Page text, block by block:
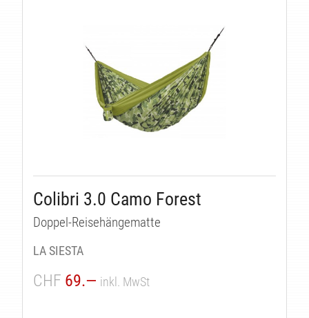
Colibri 3.0 Camo Forest
Doppel-Reisehängematte
LA SIESTA
CHF 69.— inkl. MwSt